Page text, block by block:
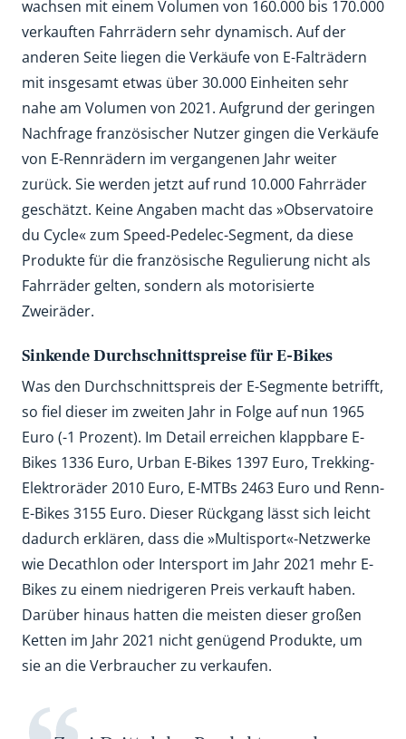
wachsen mit einem Volumen von 160.000 bis 170.000
verkauften Fahrrädern sehr dynamisch. Auf der
anderen Seite liegen die Verkäufe von E-Falträdern
mit insgesamt etwas über 30.000 Einheiten sehr
nahe am Volumen von 2021. Aufgrund der geringen
Nachfrage französischer Nutzer gingen die Verkäufe
von E-Rennrädern im vergangenen Jahr weiter
zurück. Sie werden jetzt auf rund 10.000 Fahrräder
geschätzt. Keine Angaben macht das »Observatoire
du Cycle« zum Speed-Pedelec-Segment, da diese
Produkte für die französische Regulierung nicht als
Fahrräder gelten, sondern als motorisierte
Zweiräder.
Sinkende Durchschnittspreise für E-Bikes
Was den Durchschnittspreis der E-Segmente betrifft,
so fiel dieser im zweiten Jahr in Folge auf nun 1965
Euro (-1 Prozent). Im Detail erreichen klappbare E-
Bikes 1336 Euro, Urban E-Bikes 1397 Euro, Trekking-
Elektroräder 2010 Euro, E-MTBs 2463 Euro und Renn-
E-Bikes 3155 Euro. Dieser Rückgang lässt sich leicht
dadurch erklären, dass die »Multisport«-Netzwerke
wie Decathlon oder Intersport im Jahr 2021 mehr E-
Bikes zu einem niedrigeren Preis verkauft haben.
Darüber hinaus hatten die meisten dieser großen
Ketten im Jahr 2021 nicht genügend Produkte, um
sie an die Verbraucher zu verkaufen.